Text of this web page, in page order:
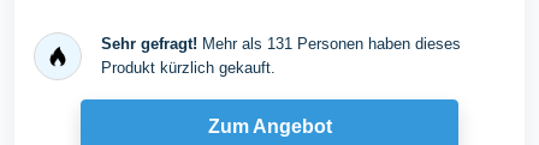
Sehr gefragt! Mehr als 131 Personen haben dieses
Produkt kürzlich gekauft.
Zum Angebot